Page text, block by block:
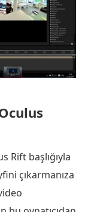
Rift başlığıyla
çıkarmanıza